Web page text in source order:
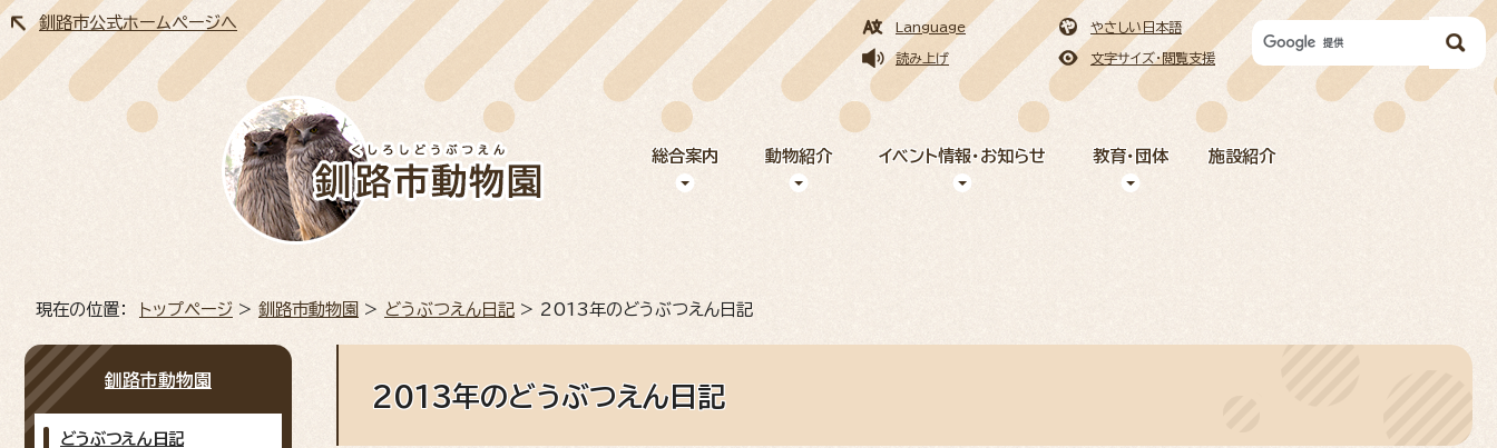
総合案内 動物紹介 イベント情報・お知らせ 教育・団体 施設紹介
Language やさしい日本語
読み上げ 文字サイズ・閲覧支援
釧路市公式ホームページへ
現在の位置： トップページ > 釧路市動物園 > どうぶつえん日記 > 2013年のどうぶつえん日記
2013年のどうぶつえん日記
釧路市動物園
どうぶつえん日記